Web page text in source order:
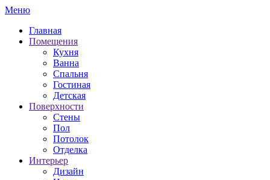
Меню
Главная
Помещения
Кухня
Ванна
Спальня
Гостиная
Детская
Поверхности
Стены
Пол
Потолок
Отделка
Интерьер
Дизайн